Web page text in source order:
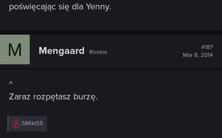
poświęcając się dla Yenny.
M Mengaard Rookie
#187
Mar 8, 2014
^
Zaraz rozpętasz burzę.
R
e
SMiki55